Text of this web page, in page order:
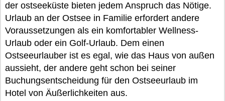
der ostseeküste bieten jedem Anspruch das Nötige.
Urlaub an der Ostsee in Familie erfordert andere
Voraussetzungen als ein komfortabler Wellness-
Urlaub oder ein Golf-Urlaub. Dem einen
Ostseeurlauber ist es egal, wie das Haus von außen
aussieht, der andere geht schon bei seiner
Buchungsentscheidung für den Ostseeurlaub im
Hotel von Äußerlichkeiten aus.